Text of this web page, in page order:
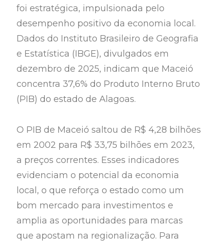
foi estratégica, impulsionada pelo
desempenho positivo da economia local.
Dados do Instituto Brasileiro de Geografia
e Estatística (IBGE), divulgados em
dezembro de 2025, indicam que Maceió
concentra 37,6% do Produto Interno Bruto
(PIB) do estado de Alagoas.
O PIB de Maceió saltou de R$ 4,28 bilhões
em 2002 para R$ 33,75 bilhões em 2023,
a preços correntes. Esses indicadores
evidenciam o potencial da economia
local, o que reforça o estado como um
bom mercado para investimentos e
amplia as oportunidades para marcas
que apostam na regionalização. Para